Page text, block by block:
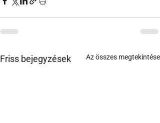
Friss bejegyzések Az összes megtekintése